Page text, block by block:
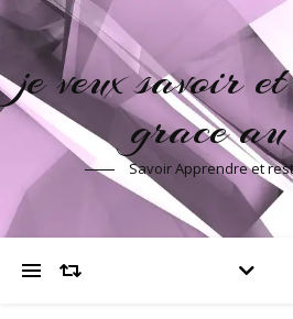
je veux savoir
grace
Savoir Apprendre et